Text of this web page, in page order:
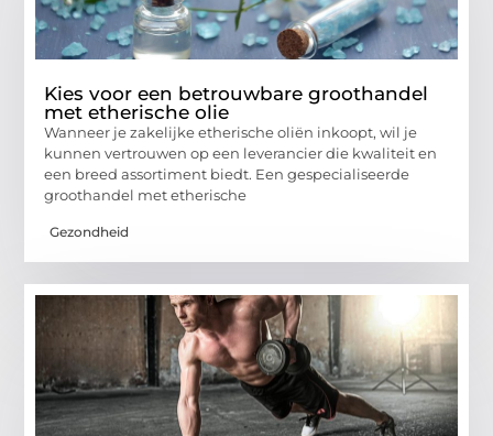
Kies voor een betrouwbare groothandel
met etherische olie
Wanneer je zakelijke etherische oliën inkoopt, wil je
kunnen vertrouwen op een leverancier die kwaliteit en
een breed assortiment biedt. Een gespecialiseerde
groothandel met etherische
Gezondheid